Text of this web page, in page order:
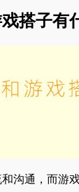
搭子有
沟通，而游